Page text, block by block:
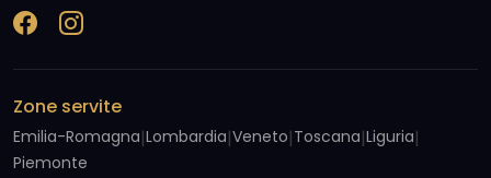
Zone servite
Emilia-Romagna|Lombardia|Veneto|Toscana|Liguria|
Piemonte